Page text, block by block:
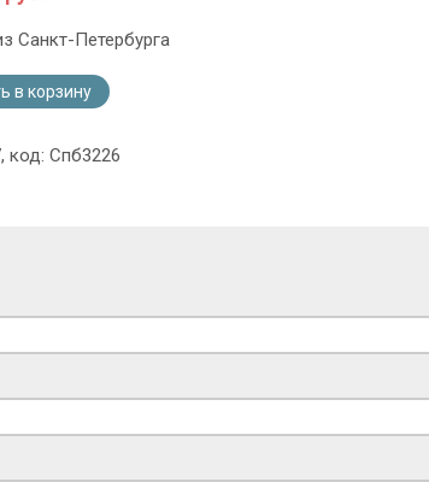
Санкт-Петербурга
в корзину
код: Спб3226